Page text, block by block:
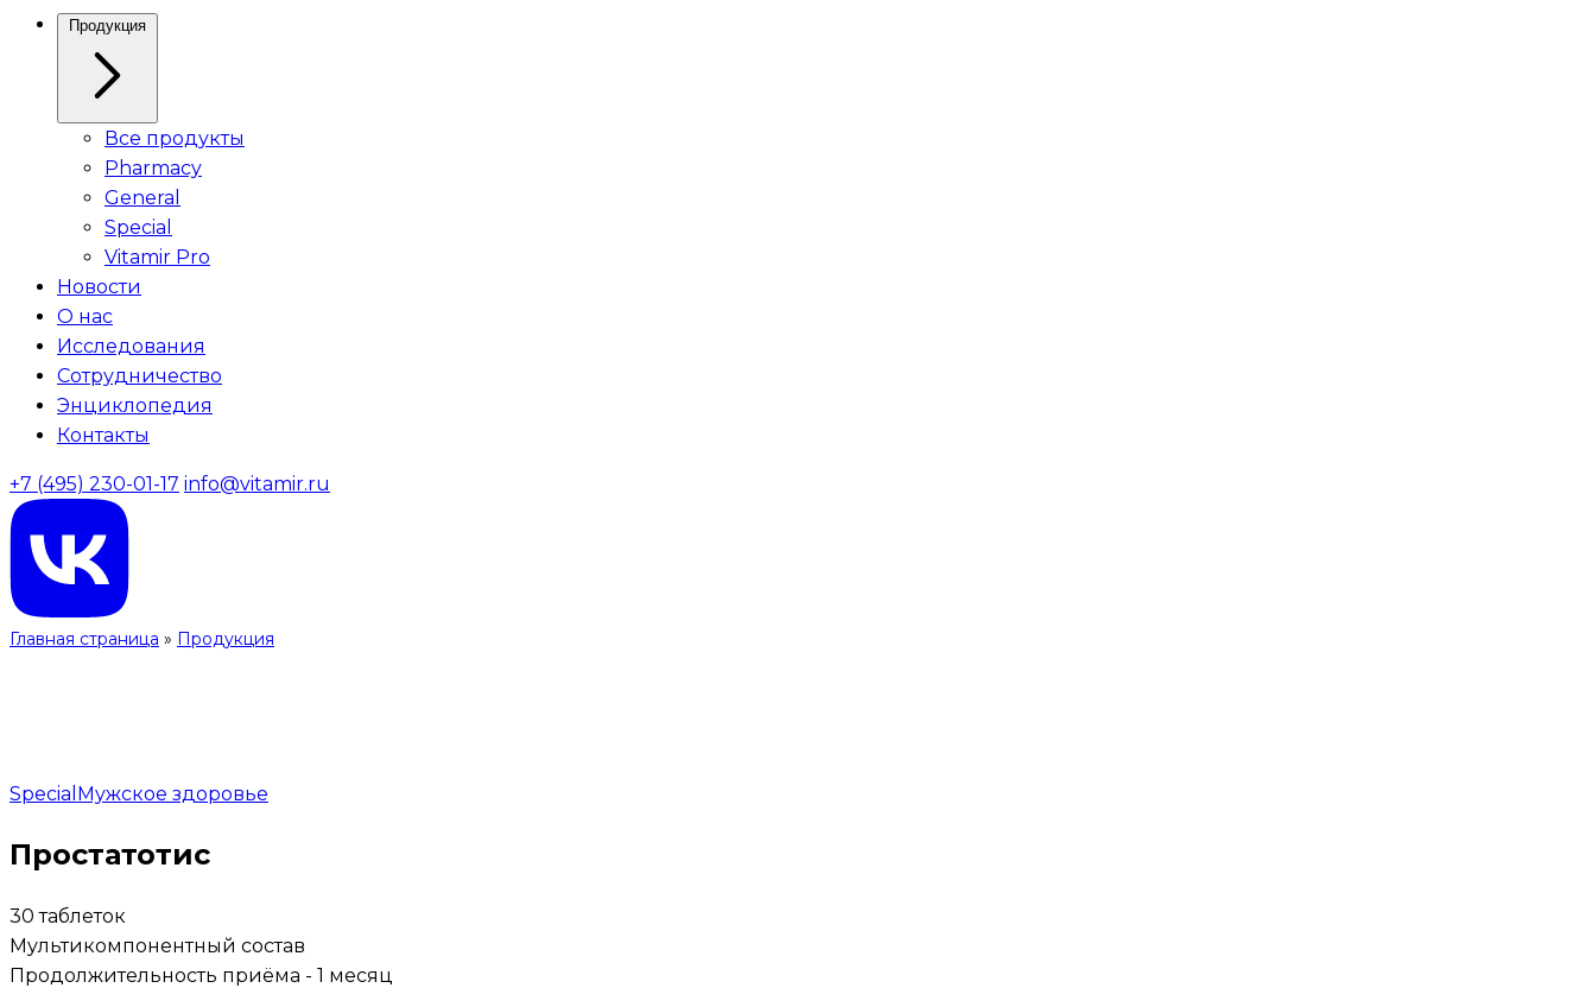
Продукция
Все продукты
Pharmacy
General
Special
Vitamir Pro
Новости
О нас
Исследования
Сотрудничество
Энциклопедия
Контакты
+7 (495) 230-01-17 info@vitamir.ru
Главная страница » Продукция
Special Мужское здоровье
Простатотис
30 таблеток
Мультикомпонентный состав
Продолжительность приёма - 1 месяц